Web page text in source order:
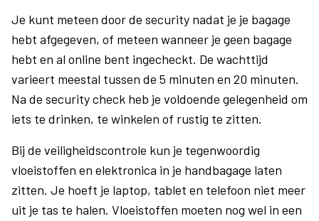
Je kunt meteen door de security nadat je je bagage
hebt afgegeven, of meteen wanneer je geen bagage
hebt en al online bent ingecheckt. De wachttijd
varieert meestal tussen de 5 minuten en 20 minuten.
Na de security check heb je voldoende gelegenheid om
iets te drinken, te winkelen of rustig te zitten.
Bij de veiligheidscontrole kun je tegenwoordig
vloeistoffen en elektronica in je handbagage laten
zitten. Je hoeft je laptop, tablet en telefoon niet meer
uit je tas te halen. Vloeistoffen moeten nog wel in een